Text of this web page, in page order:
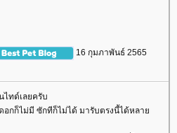
16 กุมภาพันธ์ 2565
ทด์เลยครับ
กก็ไม่มี ซักทีก็ไม่ได้ มารับตรงนี้ได้หลา